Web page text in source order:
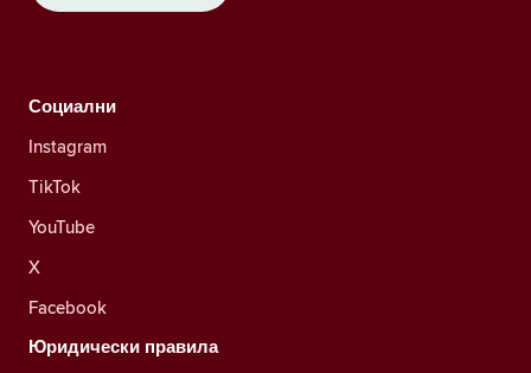
Социални
Instagram
TikTok
YouTube
X
Facebook
Юридически правила